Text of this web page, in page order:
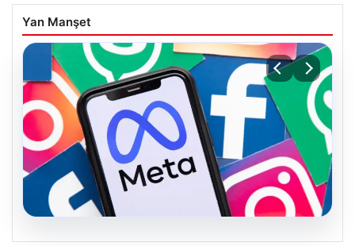
Yan Manşet
07.08.2026